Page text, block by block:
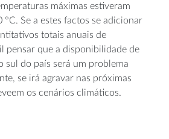
máximas estiveram
Se a estes factos se adicionar
totais anuais de
pensar que a disponibilidade de
sul do país será um problema
se irá agravar nas próximas
os cenários climáticos.